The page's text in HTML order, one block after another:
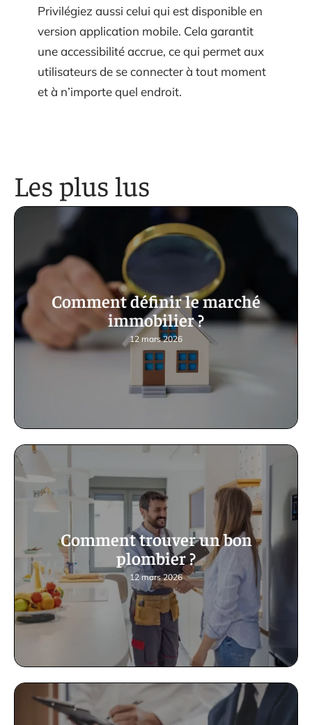
Privilégiez aussi celui qui est disponible en
version application mobile. Cela garantit
une accessibilité accrue, ce qui permet aux
utilisateurs de se connecter à tout moment
et à n’importe quel endroit.
Les plus lus
Comment définir le marché
immobilier ?
12 mars 2026
Comment trouver un bon
plombier ?
12 mars 2026